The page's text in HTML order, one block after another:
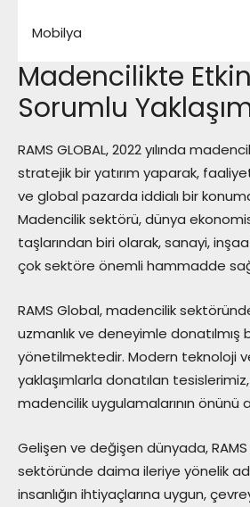
Mobilya
Madencilikte
Sorumlu
RAMS GLOBAL, 2022 yılında
stratejik bir yatırım yaparak,
ve global pazarda iddialı bir
Madencilik sektörü, dünya
taşlarından biri olarak, sanayi,
çok sektöre önemli hammadde
RAMS Global, madencilik
uzmanlık ve deneyimle donatılmış
yönetilmektedir. Modern teknoloji
yaklaşımlarla donatılan
madencilik uygulamalarının önünü
Gelişen ve değişen dünyada, RAMS
sektöründe daima ileriye yönelik
insanlığın ihtiyaçlarına uygun,